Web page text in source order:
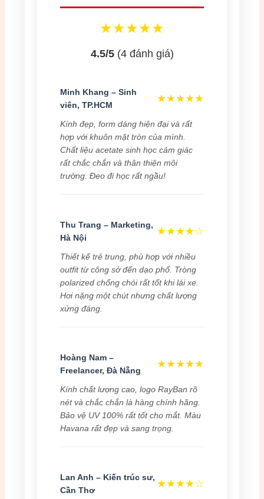
★★★★★
4.5/5(4 đánh giá)
Minh Khang – Sinh
viên, TP.HCM
★★★★★
Kính đẹp, form dáng hiện đại và rất
hợp với khuôn mặt tròn của mình.
Chất liệu acetate sinh học cảm giác
rất chắc chắn và thân thiện môi
trường. Đeo đi học rất ngầu!
Thu Trang – Marketing,
Hà Nội
★★★★☆
Thiết kế trẻ trung, phù hợp với nhiều
outfit từ công sở đến dạo phố. Tròng
polarized chống chói rất tốt khi lái xe.
Hơi nặng một chút nhưng chất lượng
xứng đáng.
Hoàng Nam –
Freelancer, Đà Nẵng
★★★★★
Kính chất lượng cao, logo RayBan rõ
nét và chắc chắn là hàng chính hãng.
Bảo vệ UV 100% rất tốt cho mắt. Màu
Havana rất đẹp và sang trọng.
Lan Anh – Kiến trúc sư,
Cần Thơ
★★★★☆